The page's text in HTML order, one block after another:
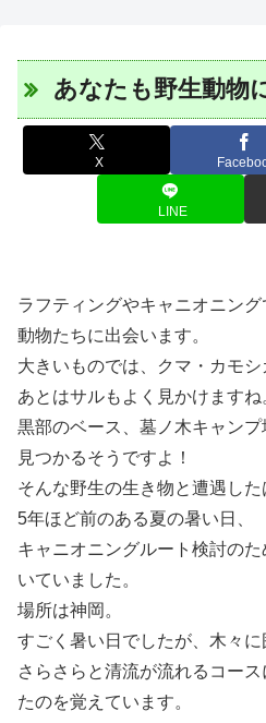
あなたも野生動物
X
LINE
ラフティングやキャニオニン
動物たちに出会います。
大きいものでは、クマ・カモシ
あとはサルもよく見かけますね
黒部のベース、墓ノ木キャン
見つかるそうですよ！
そんな野生の生き物と遭遇した
5年ほど前のある夏の暑い日、
キャニオニングルート検討の
いていました。
場所は神岡。
すごく暑い日でしたが、木々
さらさらと清流が流れるコー
たのを覚えています。